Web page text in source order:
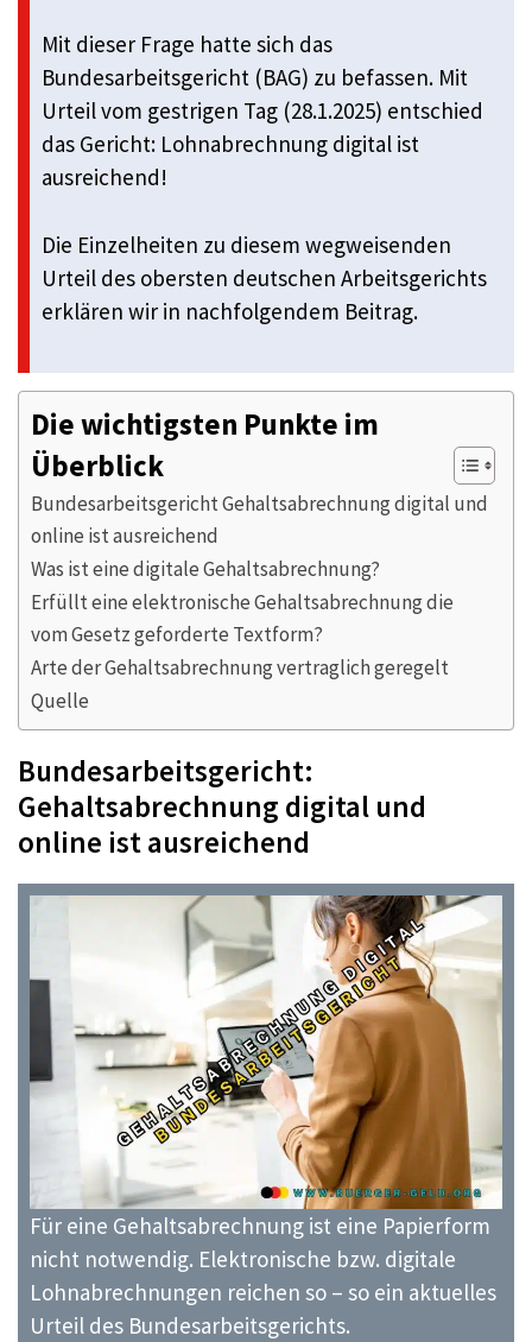
Mit dieser Frage hatte sich das
Bundesarbeitsgericht (BAG) zu befassen. Mit
Urteil vom gestrigen Tag (28.1.2025) entschied
das Gericht: Lohnabrechnung digital ist
ausreichend!
Die Einzelheiten zu diesem wegweisenden
Urteil des obersten deutschen Arbeitsgerichts
erklären wir in nachfolgendem Beitrag.
Die wichtigsten Punkte im
Überblick
Bundesarbeitsgericht Gehaltsabrechnung digital und
online ist ausreichend
Was ist eine digitale Gehaltsabrechnung?
Erfüllt eine elektronische Gehaltsabrechnung die
vom Gesetz geforderte Textform?
Arte der Gehaltsabrechnung vertraglich geregelt
Quelle
Bundesarbeitsgericht:
Gehaltsabrechnung digital und
online ist ausreichend
Für eine Gehaltsabrechnung ist eine Papierform
nicht notwendig. Elektronische bzw. digitale
Lohnabrechnungen reichen so – so ein aktuelles
Urteil des Bundesarbeitsgerichts.